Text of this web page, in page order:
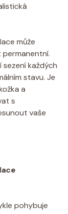
může
každých
stavu. Je
a
s
vaše
pohybuje